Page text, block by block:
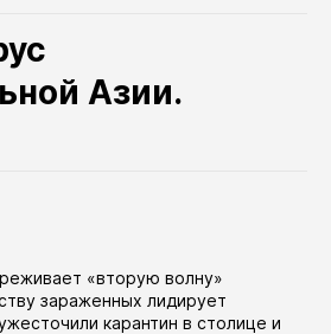
Азии.
«вторую волну»
зараженных лидирует
карантин в столице и